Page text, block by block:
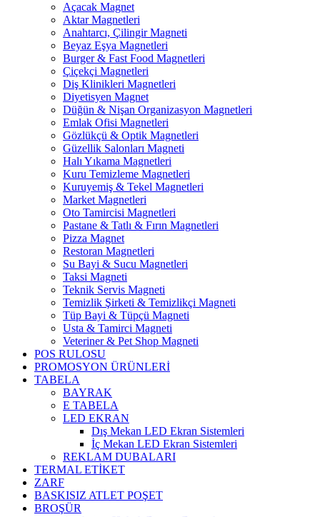
Açacak Magnet
Aktar Magnetleri
Anahtarcı, Çilingir Magneti
Beyaz Eşya Magnetleri
Burger & Fast Food Magnetleri
Çiçekçi Magnetleri
Diş Klinikleri Magnetleri
Diyetisyen Magnet
Düğün & Nişan Organizasyon Magnetleri
Emlak Ofisi Magnetleri
Gözlükçü & Optik Magnetleri
Güzellik Salonları Magneti
Halı Yıkama Magnetleri
Kuru Temizleme Magnetleri
Kuruyemiş & Tekel Magnetleri
Market Magnetleri
Oto Tamircisi Magnetleri
Pastane & Tatlı & Fırın Magnetleri
Pizza Magnet
Restoran Magnetleri
Su Bayi & Sucu Magnetleri
Taksi Magneti
Teknik Servis Magneti
Temizlik Şirketi & Temizlikçi Magneti
Tüp Bayi & Tüpçü Magneti
Usta & Tamirci Magneti
Veteriner & Pet Shop Magneti
POS RULOSU
PROMOSYON ÜRÜNLERİ
TABELA
BAYRAK
E TABELA
LED EKRAN
Dış Mekan LED Ekran Sistemleri
İç Mekan LED Ekran Sistemleri
REKLAM DUBALARI
TERMAL ETİKET
ZARF
BASKISIZ ATLET POŞET
BROŞÜR